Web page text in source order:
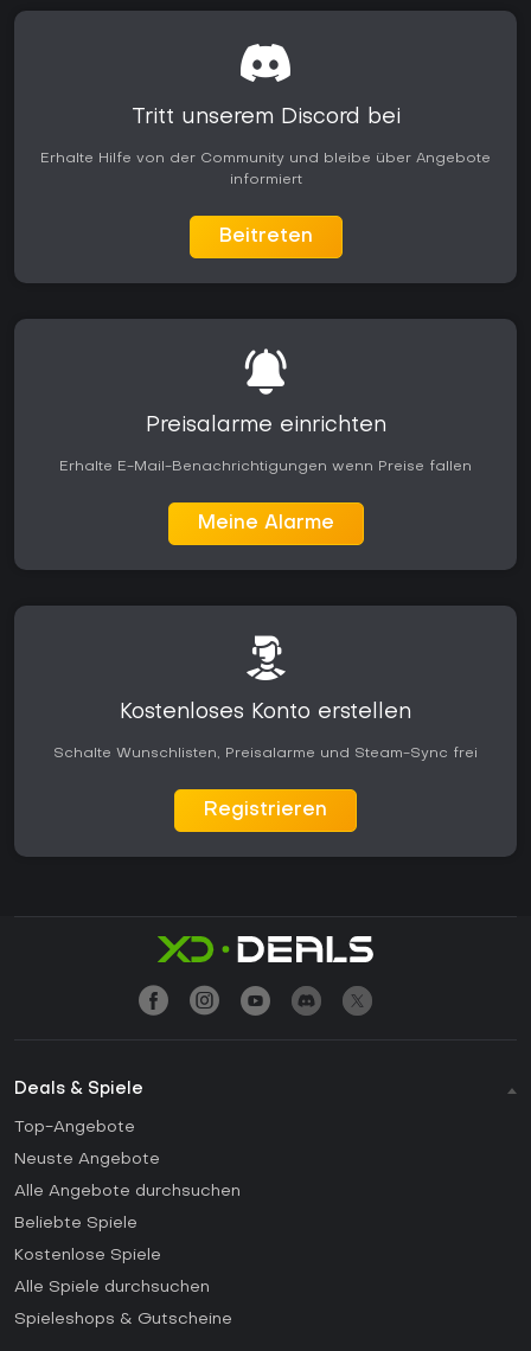
Tritt unserem Discord bei
Erhalte Hilfe von der Community und bleibe über Angebote
informiert
Beitreten
Preisalarme einrichten
Erhalte E-Mail-Benachrichtigungen wenn Preise fallen
Meine Alarme
Kostenloses Konto erstellen
Schalte Wunschlisten, Preisalarme und Steam-Sync frei
Registrieren
Deals & Spiele
Top-Angebote
Neuste Angebote
Alle Angebote durchsuchen
Beliebte Spiele
Kostenlose Spiele
Alle Spiele durchsuchen
Spieleshops & Gutscheine